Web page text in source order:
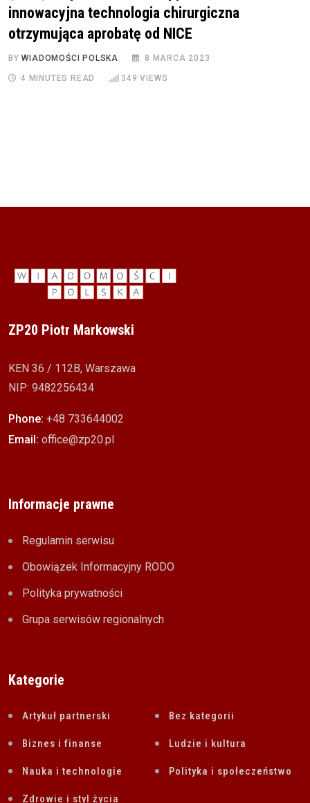
innowacyjna technologia chirurgiczna
otrzymująca aprobatę od NICE
BYWIADOMOŚCI POLSKA 8 MARCA 2023
4 MINUTES READ 349 VIEWS
ZP20 Piotr Markowski
KEN 36 / 112B, Warszawa
NIP: 9482256434
Phone: +48 733644002
Email: office@zp20.pl
Informacje prawne
Regulamin serwisu
Obowiązek Informacyjny RODO
Polityka prywatności
Grupa serwisów regionalnych
Kategorie
Artykuł partnerski Bez kategorii
Biznes i finanse Ludzie i kultura
Nauka i technologie Polityka i społeczeństwo
Zdrowie i styl życia